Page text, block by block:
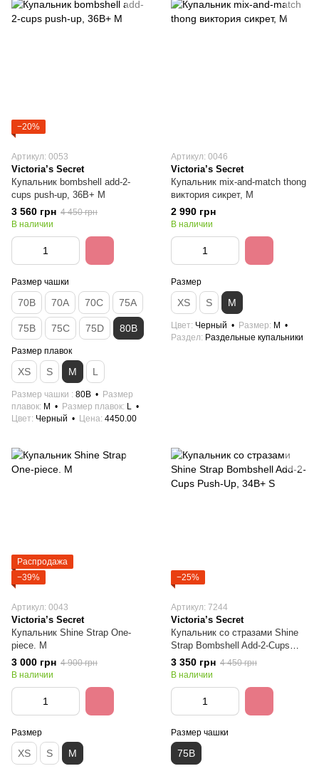
−20%
Артикул: 0053
Victoria’s Secret
Купальник bombshell add-2-
cups push-up, 36B+ M
3 560 грн 4 450 грн
В наличии
Размер чашки
70B 70А 70C 75A
75B 75C 75D 80B
Размер плавок
XS S M L
Размер чашки 80B
Размер
плавок M Размер плавок L
Цвет Черный Цена 4450.00
Артикул: 0046
Victoria’s Secret
Купальник mix-and-match thong
виктория сикрет, M
2 990 грн
В наличии
Размер
XS S M
Цвет Черный Размер
M
Раздел
Раздельные купальники
Распродажа
−39%
Артикул: 0043
Victoria’s Secret
Купальник Shine Strap One-
piece. M
3 000 грн 4 900 грн
В наличии
Размер
XS S M
−25%
Артикул: 7244
Victoria’s Secret
Купальник со стразами Shine
Strap Bombshell Add-2-Cups
Push-Up, 34B+ S
3 350 грн 4 450 грн
В наличии
Размер чашки
75B